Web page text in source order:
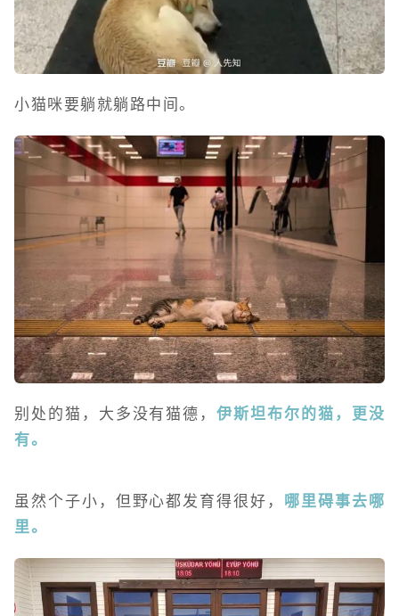
小猫咪要躺就躺路中间。
别处的猫，大多没有猫德，伊斯坦布尔的猫，更没
有。
虽然个子小，但野心都发育得很好， 哪里碍事去哪
里。